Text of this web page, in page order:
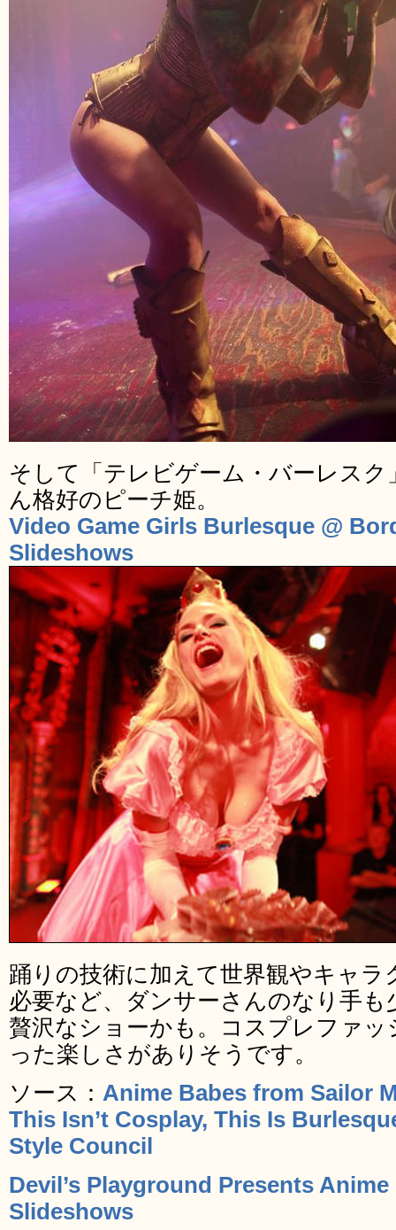
そして「テレビゲーム・バーレス
ん格好のピーチ姫。
Video Game Girls Burlesque @
Slideshows
踊りの技術に加えて世界観やキャ
必要など、ダンサーさんのなり手
贅沢なショーかも。コスプレファ
った楽しさがありそうです。
ソース： Anime Babes from Sailor
This Isn’t Cosplay, This Is
Style Council
Devil’s Playground Presents
Slideshows